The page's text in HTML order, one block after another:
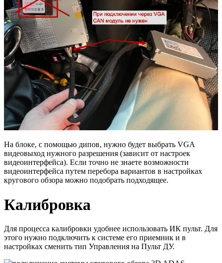
На блоке, с помощью дипов, нужно будет выбрать VGA
видеовыход нужного разрешения (зависит от настроек
видеоинтерфейса). Если точно не знаете возможности
видеоинтерфейса путем перебора вариантов в настройках
кругового обзора можно подобрать подходящее.
Калибровка
Для процесса калибровки удобнее использовать ИК пульт. Для
этого нужно подключить к системе его приемник и в
настройках сменить тип Управления на Пульт ДУ.